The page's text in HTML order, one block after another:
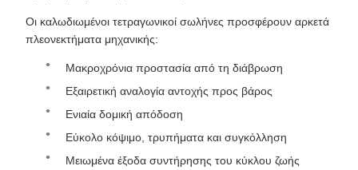
Οι καλωδιωμένοι τετραγωνικοί σωλήνες προσφέρουν αρκετά
πλεονεκτήματα μηχανικής:
Μακροχρόνια προστασία από τη διάβρωση
Εξαιρετική αναλογία αντοχής προς βάρος
Ενιαία δομική απόδοση
Εύκολο κόψιμο, τρυπήματα και συγκόλληση
Μειωμένα έξοδα συντήρησης του κύκλου ζωής